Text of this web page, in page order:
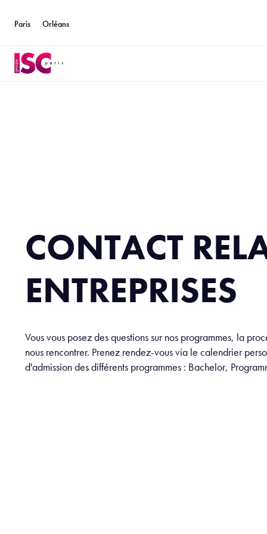
Paris Orléans
CONTACT
ENTREPRISES
Vous vous posez des questions sur nos programmes, la
nous rencontrer. Prenez rendez-vous via le calendrier
d'admission des différents programmes : Bachelor,